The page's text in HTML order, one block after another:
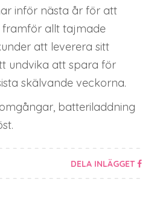
inför nästa år för att
framför allt tajmade
att leverera sitt
undvika att spara för
skälvande veckorna.
batteriladdning
DELA INLÄGGET